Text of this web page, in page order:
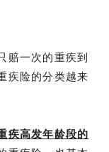
赔一次的重疾到
疾险的分类越来
疾高发年龄段的